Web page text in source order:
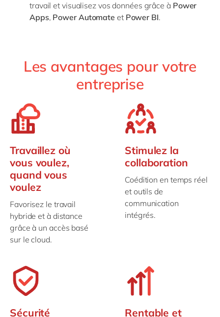
travail et visualisez vos données grâce à Power
Apps, Power Automate et Power BI.
Les avantages pour votre
entreprise
Travaillez où
vous voulez,
quand vous
voulez
Favorisez le travail
hybride et à distance
grâce à un accès basé
sur le cloud.
Stimulez la
collaboration
Coédition en temps réel
et outils de
communication
intégrés.
Sécurité
Rentable et